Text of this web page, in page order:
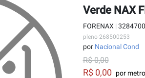
Verde NAX
FORENAX |
pleno-268500253
por Nacional Cond
R$ 0,00
R$ 0,00 por metro